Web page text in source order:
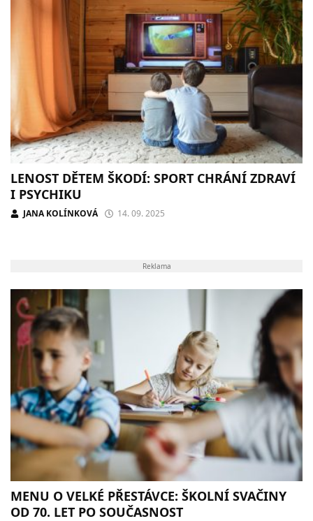
LENOST DĚTEM ŠKODÍ: SPORT CHRÁNÍ ZDRAVÍ
I PSYCHIKU
JANA KOLÍNKOVÁ 14. 09. 2025
Reklama
MENU O VELKÉ PŘESTÁVCE: ŠKOLNÍ SVAČINY
OD 70. LET PO SOUČASNOST